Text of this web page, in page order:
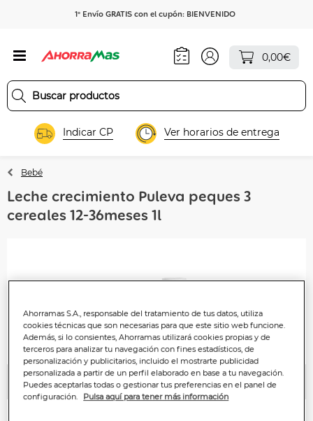
1º Envío GRATIS con el cupón: BIENVENIDO
0,00€
Indicar CP Ver horarios de entrega
Bebé
Leche crecimiento Puleva peques 3
cereales 12-36meses 1l
Anterior
Ahorramas S.A., responsable del tratamiento de tus datos, utiliza
cookies técnicas que son necesarias para que este sitio web funcione.
Además, si lo consientes, Ahorramas utilizará cookies propias y de
terceros para analizar tu navegación con fines estadísticos, de
personalización y publicitarios, incluido el mostrarte publicidad
personalizada a partir de un perfil elaborado en base a tu navegación.
Puedes aceptarlas todas o gestionar tus preferencias en el panel de
configuración.
Pulsa aquí para tener más información